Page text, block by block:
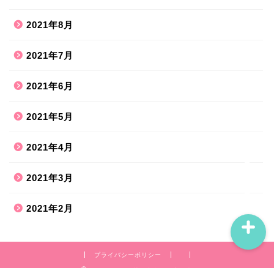
2021年8月
2021年7月
2021年6月
2021年5月
2021年4月
2021年3月
2021年2月
プライバシーポリシー